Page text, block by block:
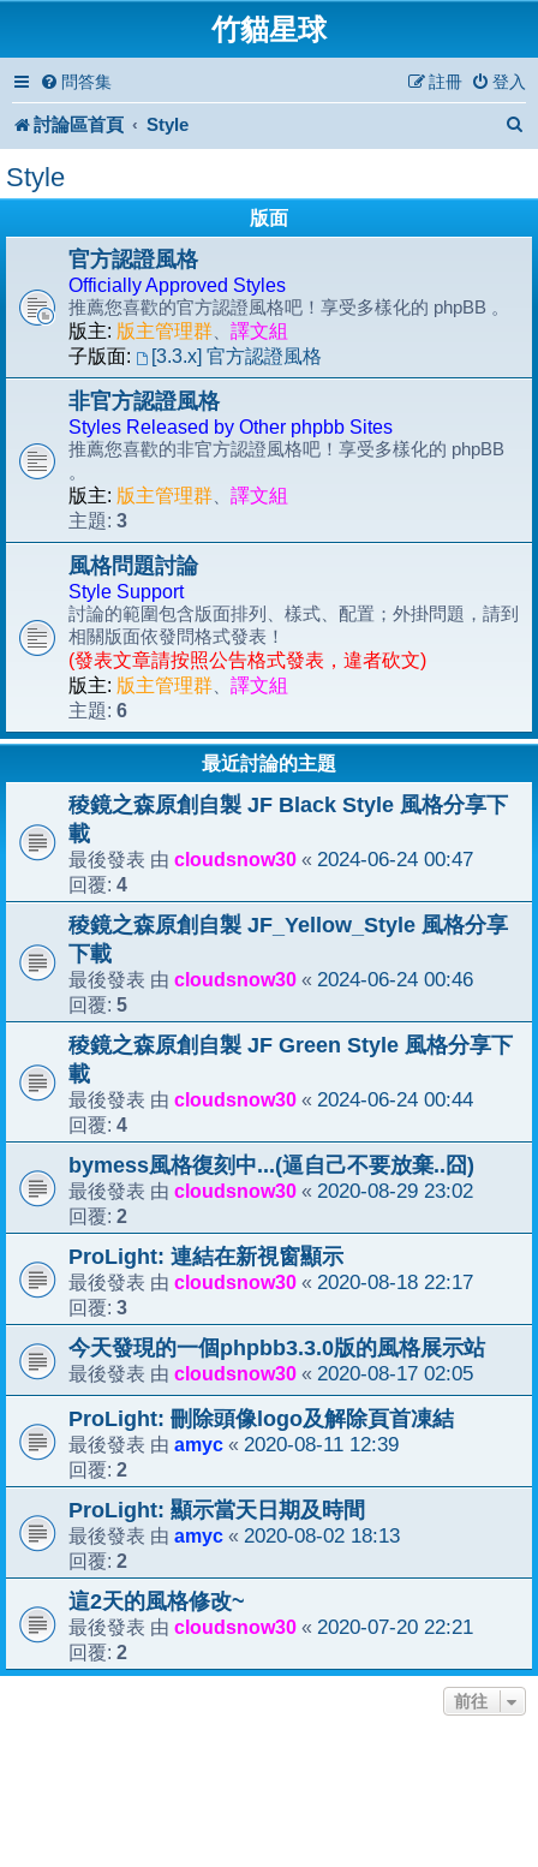
竹貓星球
問答集 登入
註冊
討論區首頁 Style
Style
版面
官方認證風格
Officially Approved Styles
推薦您喜歡的官方認證風格吧！享受多樣化的 phpBB 。
版主: 版主管理群
譯文組
子版面:
[3.3.x] 官方認證風格
非官方認證風格
Styles Released by Other phpbb Sites
推薦您喜歡的非官方認證風格吧！享受多樣化的 phpBB
。
版主: 版主管理群
譯文組
主題: 3
風格問題討論
Style Support
討論的範圍包含版面排列、樣式、配置；外掛問題，請到
相關版面依發問格式發表！
(發表文章請按照公告格式發表，違者砍文)
版主: 版主管理群
譯文組
主題: 6
最近討論的主題
稜鏡之森原創自製 JF Black Style 風格分享下
載
最後發表 由 cloudsnow30 « 2024-06-24 00:47
回覆: 4
稜鏡之森原創自製 JF_Yellow_Style 風格分享
下載
最後發表 由 cloudsnow30 « 2024-06-24 00:46
回覆: 5
稜鏡之森原創自製 JF Green Style 風格分享下
載
最後發表 由 cloudsnow30 « 2024-06-24 00:44
回覆: 4
bymess風格復刻中...(逼自己不要放棄..囧)
最後發表 由 cloudsnow30 « 2020-08-29 23:02
回覆: 2
ProLight: 連結在新視窗顯示
最後發表 由 cloudsnow30 « 2020-08-18 22:17
回覆: 3
今天發現的一個phpbb3.3.0版的風格展示站
最後發表 由 cloudsnow30 « 2020-08-17 02:05
ProLight: 刪除頭像logo及解除頁首凍結
最後發表 由 amyc « 2020-08-11 12:39
回覆: 2
ProLight: 顯示當天日期及時間
最後發表 由 amyc « 2020-08-02 18:13
回覆: 2
這2天的風格修改~
最後發表 由 cloudsnow30 « 2020-07-20 22:21
回覆: 2
前往